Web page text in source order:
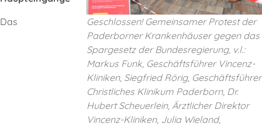
Geschlossen! Gemeinsamer Protest der
Paderborner Krankenhäuser gegen das
Spargesetz der Bundesregierung, v.l.:
Markus Funk, Geschäftsführer Vincenz-
Kliniken, Siegfried Rörig, Geschäftsführer
Christliches Klinikum Paderborn, Dr.
Hubert Scheuerlein, Ärztlicher Direktor
Vincenz-Kliniken, Julia Wieland,
Das